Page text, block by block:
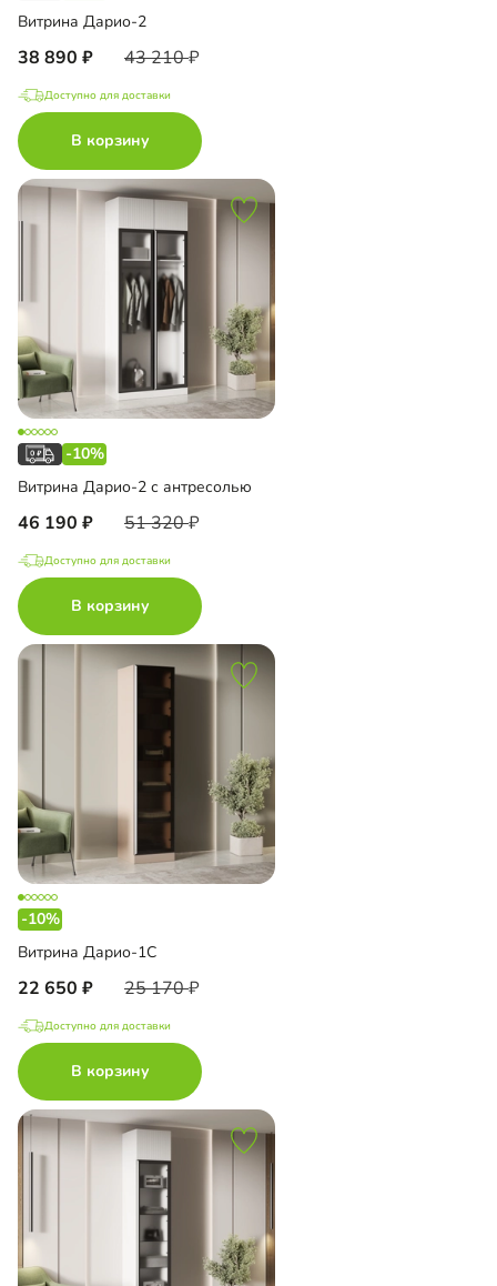
Витрина Дарио-2
38 890 43 210
Доступно для доставки
В корзину
-10%
Витрина Дарио-2 с антресолью
46 190 51 320
Доступно для доставки
В корзину
-10%
Витрина Дарио-1С
22 650 25 170
Доступно для доставки
В корзину